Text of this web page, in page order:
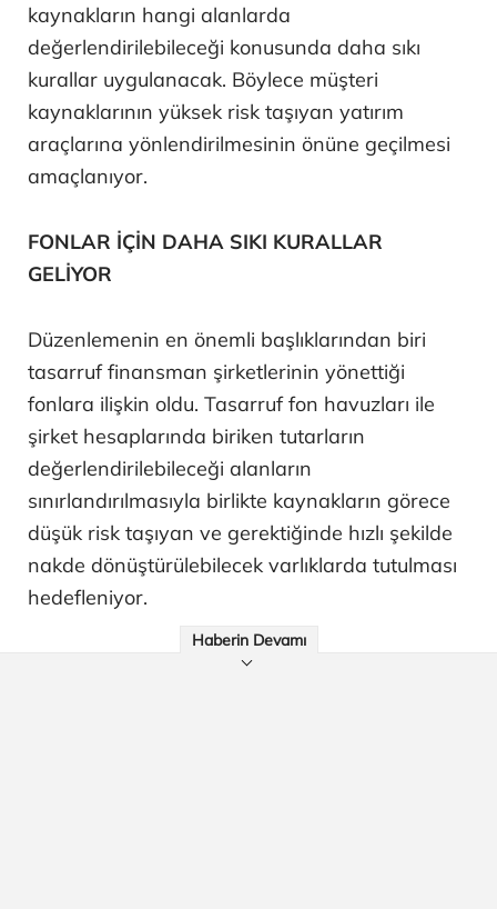
kaynakların hangi alanlarda
değerlendirilebileceği konusunda daha sıkı
kurallar uygulanacak. Böylece müşteri
kaynaklarının yüksek risk taşıyan yatırım
araçlarına yönlendirilmesinin önüne geçilmesi
amaçlanıyor.
FONLAR İÇİN DAHA SIKI KURALLAR
GELİYOR
Düzenlemenin en önemli başlıklarından biri
tasarruf finansman şirketlerinin yönettiği
fonlara ilişkin oldu. Tasarruf fon havuzları ile
şirket hesaplarında biriken tutarların
değerlendirilebileceği alanların
sınırlandırılmasıyla birlikte kaynakların görece
düşük risk taşıyan ve gerektiğinde hızlı şekilde
nakde dönüştürülebilecek varlıklarda tutulması
hedefleniyor.
Haberin Devamı